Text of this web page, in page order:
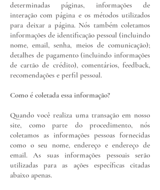
determinadas páginas, informações de
interação com página e os métodos utilizados
para deixar a página. Nós também coletamos
informações de identificação pessoal (incluindo
nome, email, senha, meios de comunicação);
detalhes de pagamento (incluindo informações
de cartão de crédito), comentários, feedback,
recomendações e perfil pessoal.
Como é coletada essa informação?
Quando você realiza uma transação em nosso
site, como parte do procedimento, nós
coletamos as informações pessoas fornecidas
como o seu nome, endereço e endereço de
email. As suas informações pessoais serão
utilizadas para as ações específicas citadas
abaixo apenas.